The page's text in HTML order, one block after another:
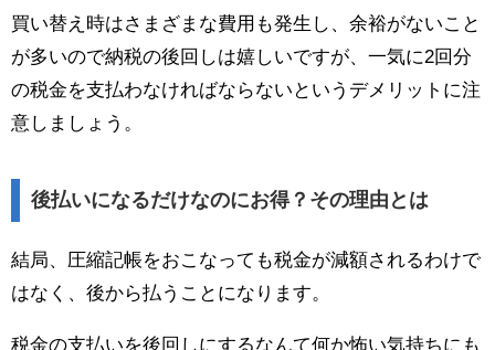
買い替え時はさまざまな費用も発生し、余裕がないこと
が多いので納税の後回しは嬉しいですが、一気に2回分
の税金を支払わなければならないというデメリットに注
意しましょう。
後払いになるだけなのにお得？その理由とは
結局、圧縮記帳をおこなっても税金が減額されるわけで
はなく、後から払うことになります。
税金の支払いを後回しにするなんて何か怖い気持ちにも